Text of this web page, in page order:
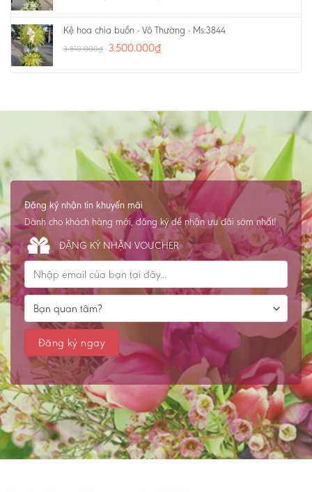
Kệ hoa chia buồn - Vô Thường - Ms:3844
3.810.000₫ 3.500.000₫
Đăng ký nhận tin khuyến mãi
Dành cho khách hàng mới, đăng ký để nhận ưu đãi sớm nhất!
ĐĂNG KÝ NHẬN VOUCHER